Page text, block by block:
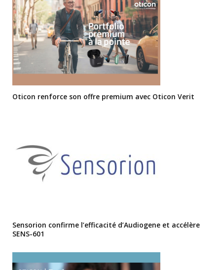
Oticon renforce son offre premium avec Oticon Verit
Sensorion confirme l’efficacité d’Audiogene et accélère
SENS-601